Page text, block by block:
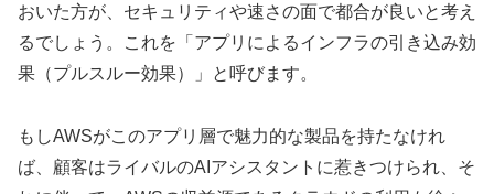
おいた方が、セキュリティや速さの面で都合が良いと考え
るでしょう。これを「アプリによるインフラの引き込み効
果（プルスルー効果）」と呼びます。
もしAWSがこのアプリ層で魅力的な製品を持たなけれ
ば、顧客はライバルのAIアシスタントに惹きつけられ、そ